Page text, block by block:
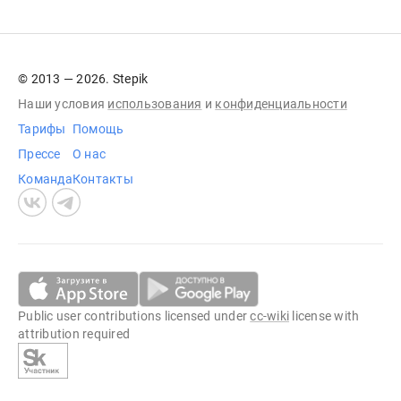
© 2013 — 2026. Stepik
Наши условия использования и конфиденциальности
Тарифы
Прессе
Команда
Помощь
О нас
Контакты
Public user contributions licensed undercc-wiki license with
attribution required